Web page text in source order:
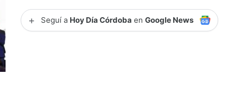
+ Seguí a Hoy Día Córdoba enGoogle News